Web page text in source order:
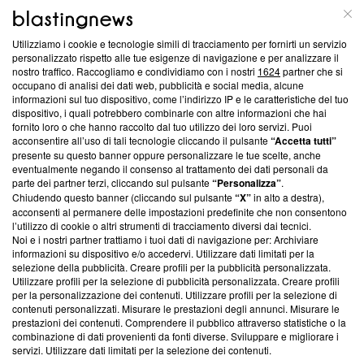
ABOUT
Questa sezione offre informazioni trasparenti su Blasting
News, sui nostri processi editoriali e su come ci impegniamo a
creare news di qualità. Inoltre, afferma la nostra aderenza a
‘Trust Project - News with Integrity’Blasting News non è
ancora membro del programma, ma ha richiesto di farne
parte; Trust Project non ha ancora effettuato una verifica di
conformità agli standard.
Su di noi
Team editoriale
Corporate
Redazione
Informativa Privacy
Cookie Policy
Utilizziamo i cookie e tecnologie simili di tracciamento per fornirti un servizio
personalizzato rispetto alle tue esigenze di navigazione e per analizzare il
nostro traffico. Raccogliamo e condividiamo con i nostri 1624partner che si
occupano di analisi dei dati web, pubblicità e social media, alcune
informazioni sul tuo dispositivo, come l’indirizzo IP e le caratteristiche del tuo
dispositivo, i quali potrebbero combinarle con altre informazioni che hai
fornito loro o che hanno raccolto dal tuo utilizzo dei loro servizi. Puoi
acconsentire all’uso di tali tecnologie cliccando il pulsante“Accetta tutti”
presente su questo banner oppure personalizzare le tue scelte, anche
eventualmente negando il consenso al trattamento dei dati personali da
parte dei partner terzi, cliccando sul pulsante“Personalizza”.
Chiudendo questo banner (cliccando sul pulsante“X”in alto a destra),
acconsenti al permanere delle impostazioni predefinite che non consentono
l’utilizzo di cookie o altri strumenti di tracciamento diversi dai tecnici.
Noi e i nostri partner trattiamo i tuoi dati di navigazione per: Archiviare
informazioni su dispositivo e/o accedervi. Utilizzare dati limitati per la
selezione della pubblicità. Creare profili per la pubblicità personalizzata.
Utilizzare profili per la selezione di pubblicità personalizzata. Creare profili
per la personalizzazione dei contenuti. Utilizzare profili per la selezione di
contenuti personalizzati. Misurare le prestazioni degli annunci. Misurare le
prestazioni dei contenuti. Comprendere il pubblico attraverso statistiche o la
combinazione di dati provenienti da fonti diverse. Sviluppare e migliorare i
servizi. Utilizzare dati limitati per la selezione dei contenuti.